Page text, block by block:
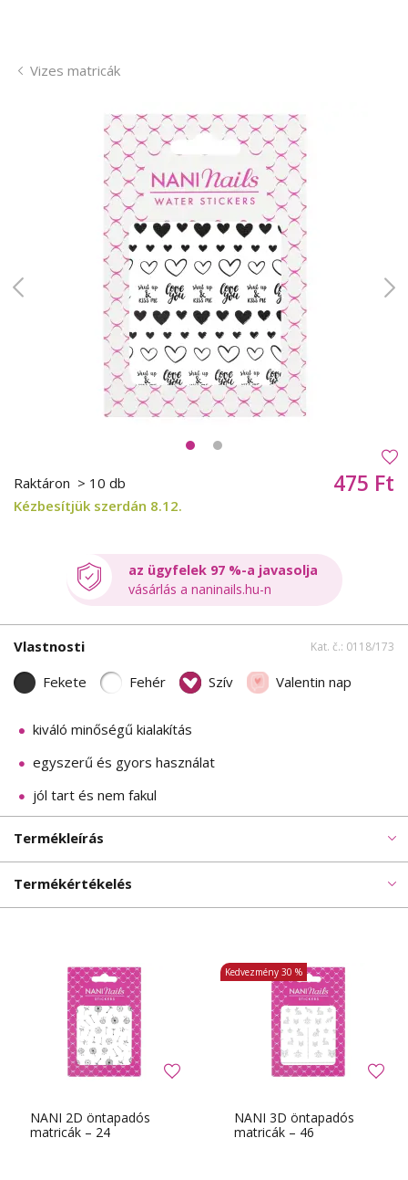
Vizes matricák
Raktáron > 10 db
Kézbesítjük szerdán 8.12.
475 Ft
az ügyfelek 97 %-a javasolja
vásárlás a naninails.hu-n
Vlastnosti Kat. č.: 0118/173
Fekete Fehér Szív Valentin nap
kiváló minőségű kialakítás
egyszerű és gyors használat
jól tart és nem fakul
Termékleírás
Termékértékelés
NANI 2D öntapadós
matricák – 24
NANI 3D öntapadós
matricák – 46
Kedvezmény 30 %